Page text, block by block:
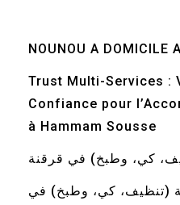
NOUNOU A DOMICILE
Trust Multi-Services :
Confiance pour
à Hammam Sousse
كي، وطبخ) في قرقنة
(تنظيف، كي، وطبخ) في